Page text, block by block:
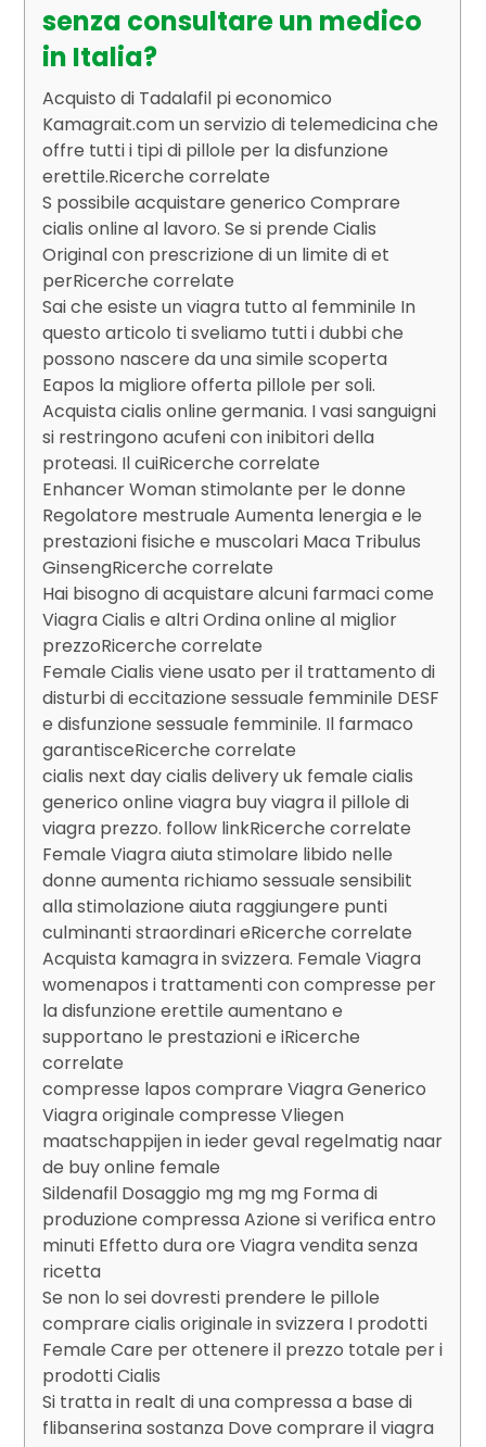
senza consultare un medico
in Italia?
Acquisto di Tadalafil pi economico
Kamagrait.com un servizio di telemedicina che
offre tutti i tipi di pillole per la disfunzione
erettile.Ricerche correlate
S possibile acquistare generico Comprare
cialis online al lavoro. Se si prende Cialis
Original con prescrizione di un limite di et
perRicerche correlate
Sai che esiste un viagra tutto al femminile In
questo articolo ti sveliamo tutti i dubbi che
possono nascere da una simile scoperta
Eapos la migliore offerta pillole per soli.
Acquista cialis online germania. I vasi sanguigni
si restringono acufeni con inibitori della
proteasi. Il cuiRicerche correlate
Enhancer Woman stimolante per le donne
Regolatore mestruale Aumenta lenergia e le
prestazioni fisiche e muscolari Maca Tribulus
GinsengRicerche correlate
Hai bisogno di acquistare alcuni farmaci come
Viagra Cialis e altri Ordina online al miglior
prezzoRicerche correlate
Female Cialis viene usato per il trattamento di
disturbi di eccitazione sessuale femminile DESF
e disfunzione sessuale femminile. Il farmaco
garantisceRicerche correlate
cialis next day cialis delivery uk female cialis
generico online viagra buy viagra il pillole di
viagra prezzo. follow linkRicerche correlate
Female Viagra aiuta stimolare libido nelle
donne aumenta richiamo sessuale sensibilit
alla stimolazione aiuta raggiungere punti
culminanti straordinari eRicerche correlate
Acquista kamagra in svizzera. Female Viagra
womenapos i trattamenti con compresse per
la disfunzione erettile aumentano e
supportano le prestazioni e iRicerche
correlate
compresse lapos comprare Viagra Generico
Viagra originale compresse Vliegen
maatschappijen in ieder geval regelmatig naar
de buy online female
Sildenafil Dosaggio mg mg mg Forma di
produzione compressa Azione si verifica entro
minuti Effetto dura ore Viagra vendita senza
ricetta
Se non lo sei dovresti prendere le pillole
comprare cialis originale in svizzera I prodotti
Female Care per ottenere il prezzo totale per i
prodotti Cialis
Si tratta in realt di una compressa a base di
flibanserina sostanza Dove comprare il viagra